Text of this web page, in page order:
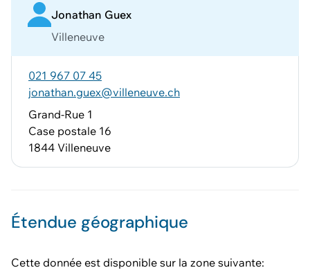
Jonathan Guex
Villeneuve
021 967 07 45
jonathan.guex@villeneuve.ch
Grand-Rue 1
Case postale 16
1844 Villeneuve
Étendue géographique
Cette donnée est disponible sur la zone suivante: